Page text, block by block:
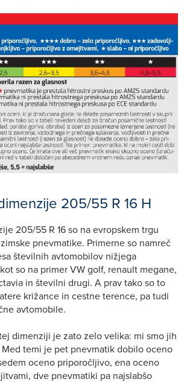
205/55 R 16 H
205/55 R 16 so na evropskem trgu
pnevmatike. Primerne so namreč
številnih avtomobilov nižjega
so na primer VW golf, renault megane,
in številni drugi. A prav tako so to
križance in cestne terence, pa tudi
avtomobile.
dimenziji je zato zelo velika: mi smo jih
Med temi je pet pnevmatik dobilo oceno
oceno priporočljivo, ena oceno
dve pnevmatiki pa najslabšo